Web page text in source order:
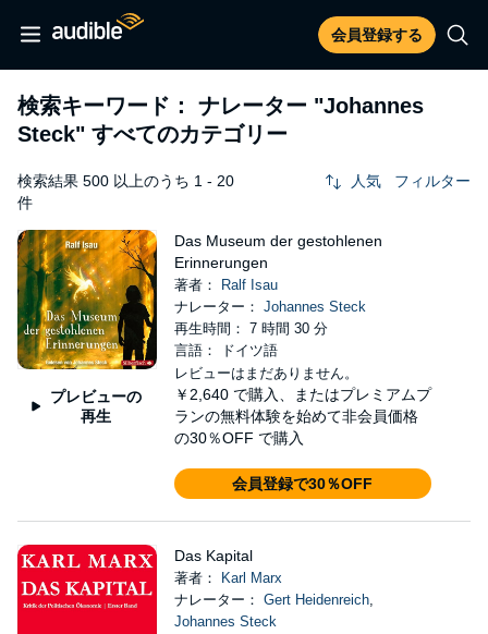
会員登録する
検索キーワード： ナレーター "Johannes
Steck" すべてのカテゴリー
検索結果 500 以上のうち 1 - 20
件
人気 フィルター
プレビューの
再生
Das Museum der gestohlenen
Erinnerungen
著者：
Ralf Isau
ナレーター： Johannes Steck
再生時間： 7 時間 30 分
言語： ドイツ語
レビューはまだありません。
￥2,640 で購入、またはプレミアムプ
ランの無料体験を始めて非会員価格
の30％OFF で購入
会員登録で30％OFF
Das Kapital
著者：
Karl Marx
ナレーター： Gert Heidenreich,
Johannes Steck